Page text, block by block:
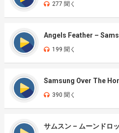
277 聞く
Angels Feather –
199 聞く
Samsung Over The
390 聞く
サムスン – ムーンドロ